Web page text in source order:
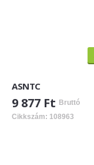
ASNTC
9 877 Ft Bruttó
Cikkszám: 108963